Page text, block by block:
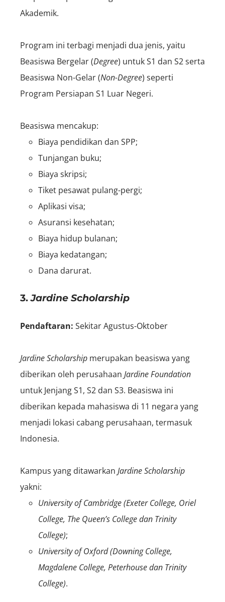
Akademik.
Program ini terbagi menjadi dua jenis, yaitu
Beasiswa Bergelar (Degree) untuk S1 dan S2 serta
Beasiswa Non-Gelar (Non-Degree) seperti
Program Persiapan S1 Luar Negeri​.
Beasiswa mencakup:
Biaya pendidikan dan SPP;
Tunjangan buku;
Biaya skripsi;
Tiket pesawat pulang-pergi;
Aplikasi visa;
Asuransi kesehatan;
Biaya hidup bulanan;
Biaya kedatangan;
Dana darurat.
3.Jardine Scholarship
Pendaftaran: Sekitar Agustus-Oktober
Jardine Scholarship merupakan beasiswa yang
diberikan oleh perusahaan Jardine Foundation
untuk Jenjang S1, S2 dan S3. Beasiswa ini
diberikan kepada mahasiswa di 11 negara yang
menjadi lokasi cabang perusahaan, termasuk
Indonesia.
Kampus yang ditawarkan Jardine Scholarship
yakni:
University of Cambridge(Exeter College, Oriel
College, The Queen’s Collegedan Trinity
College);
University of Oxford(Downing College,
Magdalene College, Peterhousedan Trinity
College).